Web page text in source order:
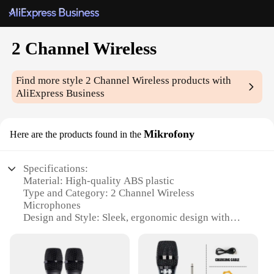
2 Channel Wireless
Find more style2 Channel Wireless products with
AliExpress Business
Here are the products found in the Mikrofony
Specifications:
Material: High-quality ABS plastic
Type and Category: 2 Channel Wireless
Microphones
Design and Style: Sleek, ergonomic design with
Usage and Purpose: Ideal for live performances,
podcasts, and voice-overs
Performance and Property: Crystal-clear sound